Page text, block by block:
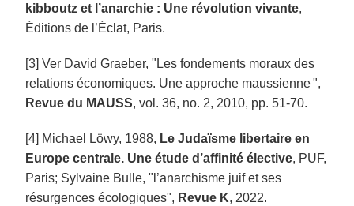
kibboutz et l’anarchie : Une révolution vivante,
Éditions de l’Éclat, Paris.
[3] Ver David Graeber, "Les fondements moraux des
relations économiques. Une approche maussienne ",
Revue du MAUSS, vol. 36, no. 2, 2010, pp. 51-70.
[4] Michael Löwy, 1988, Le Judaïsme libertaire en
Europe centrale. Une étude d’affinité élective, PUF,
Paris; Sylvaine Bulle, "l’anarchisme juif et ses
résurgences écologiques", Revue K, 2022.